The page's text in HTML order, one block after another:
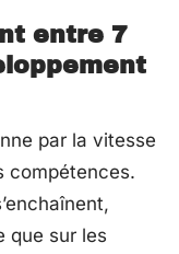
entre 7
par la vitesse
compétences.
que sur les